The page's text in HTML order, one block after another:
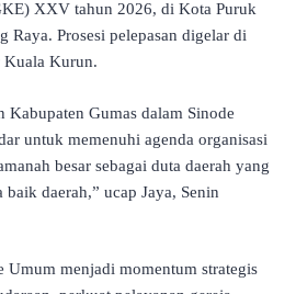
XXV tahun 2026, di Kota Puruk
Raya. Prosesi pelepasan digelar di
Kuala Kurun.
Kabupaten Gumas dalam Sinode
untuk memenuhi agenda organisasi
besar sebagai duta daerah yang
baik daerah,” ucap Jaya, Senin
Umum menjadi momentum strategis